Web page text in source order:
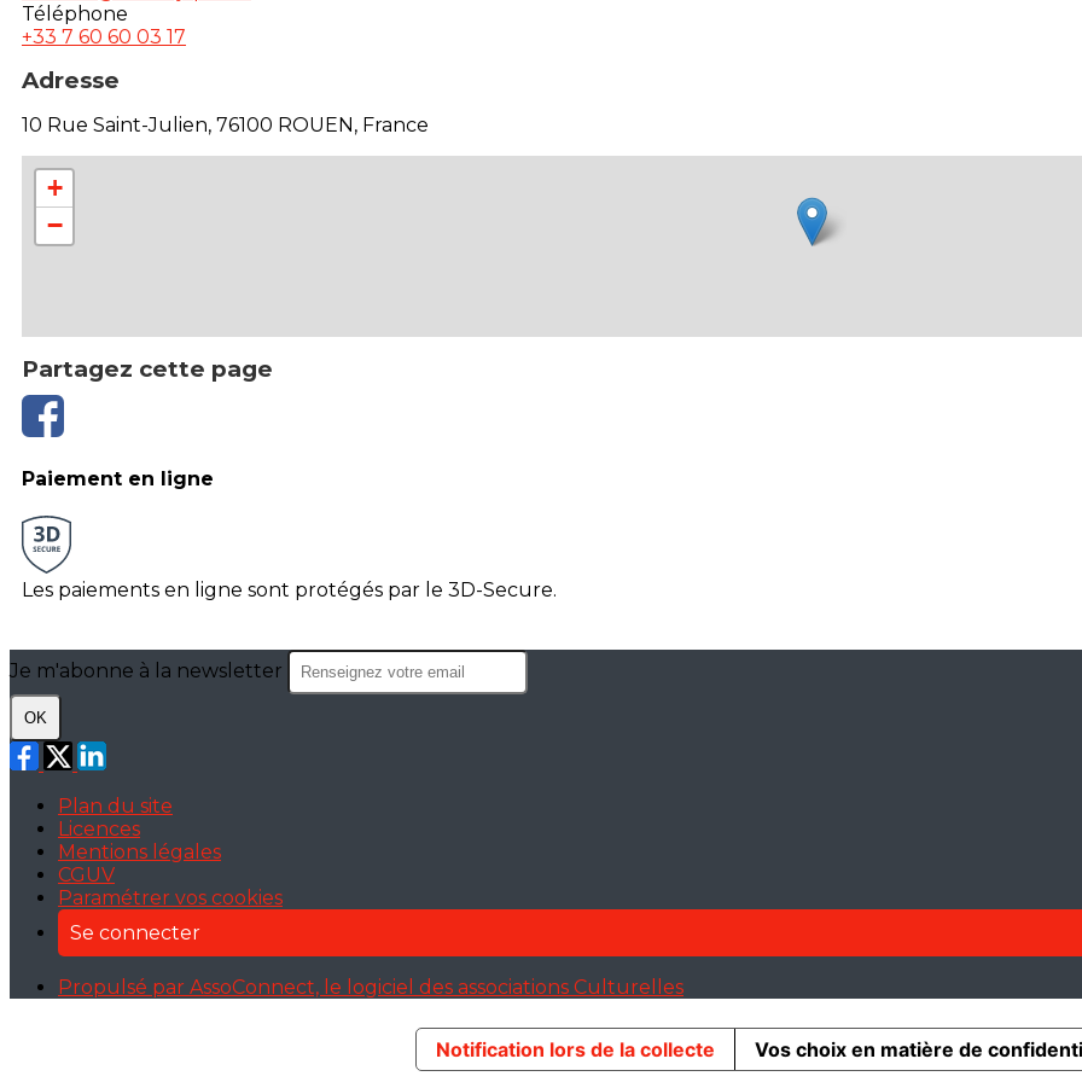
Téléphone
+33 7 60 60 03 17
Adresse
10 Rue Saint-Julien, 76100 ROUEN, France
+
−
Partagez cette page
Paiement en ligne
Les paiements en ligne sont protégés par le 3D-Secure.
Je m'abonne à la newsletter
OK
Plan du site
Licences
Mentions légales
CGUV
Paramétrer vos cookies
Se connecter
Propulsé par AssoConnect, le logiciel des associations Culturelles
Notification lors de la collecte Vos choix en matière de